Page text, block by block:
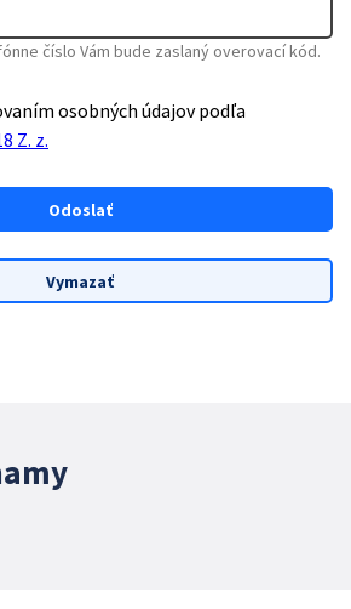
číslo Vám bude zaslaný overovací kód.
osobných údajov podľa
Z. z.